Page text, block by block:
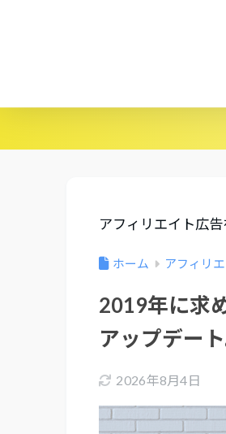
アフィリエイト広
ホーム アフィリ
2019年に求
アップデー
2026年8月4日